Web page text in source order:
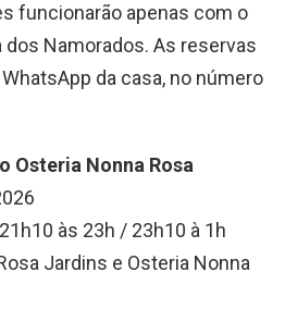
funcionarão apenas com o
Namorados. As reservas
da casa, no número
Osteria Nonna Rosa
às 23h / 23h10 à 1h
Jardins e Osteria Nonna